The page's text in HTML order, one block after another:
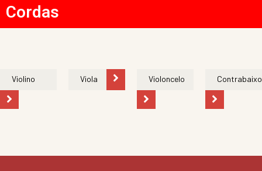
Cordas
Violino Viola Violoncelo Contrabaixo